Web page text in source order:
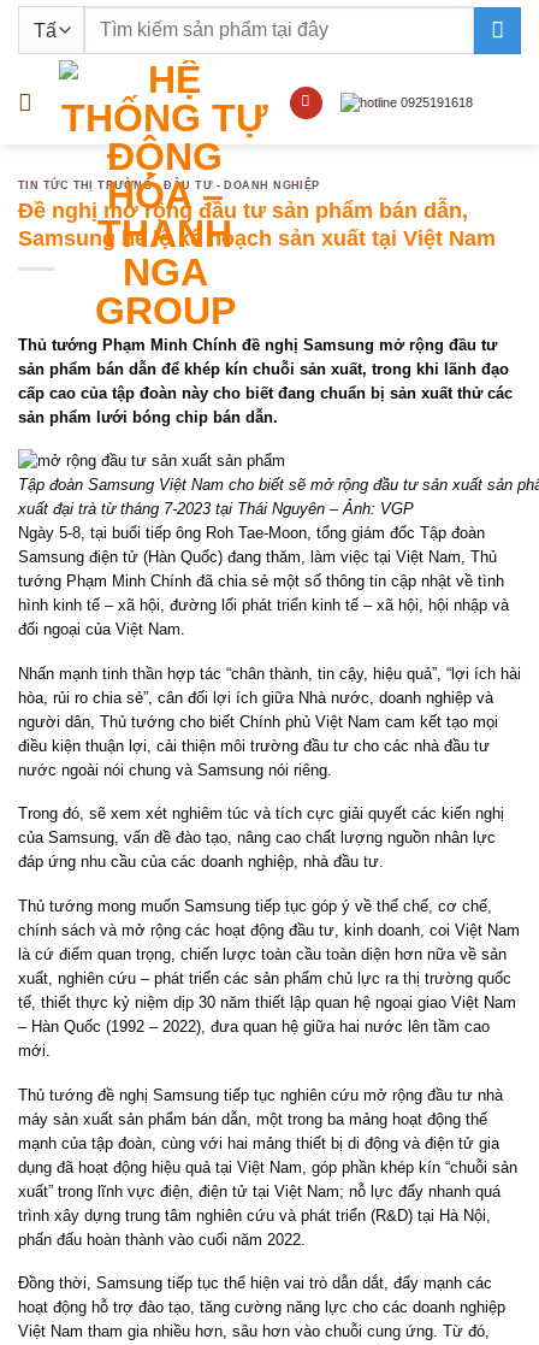
nội
Tìm
TIN TỨC THỊ TRƯỜNG - ĐẦU TƯ - DOANH NGHIỆP
Đề nghị mở rộng đầu tư sản phẩm bán dẫn,
Samsung hé lộ kế hoạch sản xuất tại Việt Nam
Thủ tướng Phạm Minh Chính đề nghị Samsung mở rộng đầu tư
sản phẩm bán dẫn để khép kín chuỗi sản xuất, trong khi lãnh đạo
cấp cao của tập đoàn này cho biết đang chuẩn bị sản xuất thử các
sản phẩm lưới bóng chip bán dẫn.
Tập đoàn Samsung Việt Nam cho biết sẽ mở rộng đầu tư sản xuất sản
xuất đại trà từ tháng 7-2023 tại Thái Nguyên – Ảnh: VGP
Ngày 5-8, tại buổi tiếp ông Roh Tae-Moon, tổng giám đốc Tập đoàn
Samsung điện tử (Hàn Quốc) đang thăm, làm việc tại Việt Nam, Thủ
tướng Phạm Minh Chính đã chia sẻ một số thông tin cập nhật về tình
hình kinh tế – xã hội, đường lối phát triển kinh tế – xã hội, hội nhập và
đối ngoại của Việt Nam.
Nhấn mạnh tinh thần hợp tác “chân thành, tin cậy, hiệu quả”, “lợi ích hài
hòa, rủi ro chia sẻ”, cân đối lợi ích giữa Nhà nước, doanh nghiệp và
người dân, Thủ tướng cho biết Chính phủ Việt Nam cam kết tạo mọi
điều kiện thuận lợi, cải thiện môi trường đầu tư cho các nhà đầu tư
nước ngoài nói chung và Samsung nói riêng.
Trong đó, sẽ xem xét nghiêm túc và tích cực giải quyết các kiến nghị
của Samsung, vấn đề đào tạo, nâng cao chất lượng nguồn nhân lực
đáp ứng nhu cầu của các doanh nghiệp, nhà đầu tư.
Thủ tướng mong muốn Samsung tiếp tục góp ý về thể chế, cơ chế,
chính sách và mở rộng các hoạt động đầu tư, kinh doanh, coi Việt Nam
là cứ điểm quan trọng, chiến lược toàn cầu toàn diện hơn nữa về sản
xuất, nghiên cứu – phát triển các sản phẩm chủ lực ra thị trường quốc
tế, thiết thực kỷ niệm dịp 30 năm thiết lập quan hệ ngoại giao Việt Nam
– Hàn Quốc (1992 – 2022), đưa quan hệ giữa hai nước lên tầm cao
mới.
Thủ tướng đề nghị Samsung tiếp tục nghiên cứu mở rộng đầu tư nhà
máy sản xuất sản phẩm bán dẫn, một trong ba mảng hoạt động thế
mạnh của tập đoàn, cùng với hai mảng thiết bị di động và điện tử gia
dụng đã hoạt động hiệu quả tại Việt Nam, góp phần khép kín “chuỗi sản
xuất” trong lĩnh vực điện, điện tử tại Việt Nam; nỗ lực đẩy nhanh quá
trình xây dựng trung tâm nghiên cứu và phát triển (R&D) tại Hà Nội,
phấn đấu hoàn thành vào cuối năm 2022.
Đồng thời, Samsung tiếp tục thể hiện vai trò dẫn dắt, đẩy mạnh các
hoạt động hỗ trợ đào tạo, tăng cường năng lực cho các doanh nghiệp
Việt Nam tham gia nhiều hơn, sâu hơn vào chuỗi cung ứng. Từ đó,